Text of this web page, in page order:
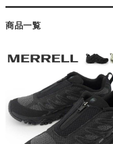
商品一覧